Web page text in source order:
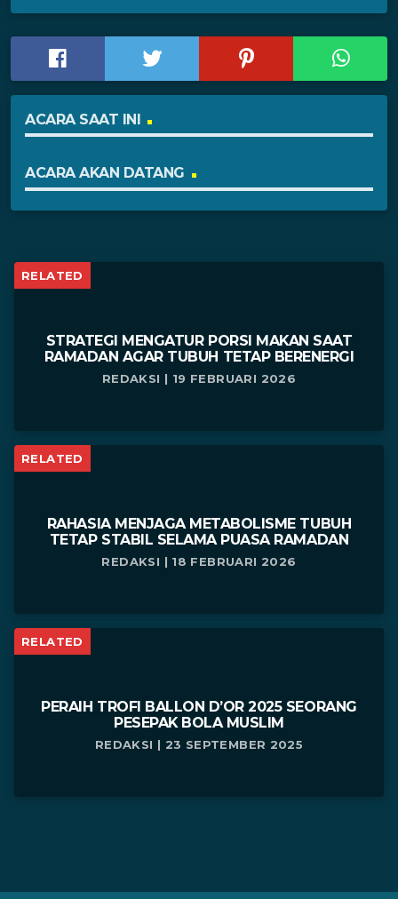
ACARA SAAT INI
ACARA AKAN DATANG
RELATED
STRATEGI MENGATUR PORSI MAKAN SAAT
RAMADAN AGAR TUBUH TETAP BERENERGI
REDAKSI | 19 FEBRUARI 2026
RELATED
RAHASIA MENJAGA METABOLISME TUBUH
TETAP STABIL SELAMA PUASA RAMADAN
REDAKSI | 18 FEBRUARI 2026
RELATED
PERAIH TROFI BALLON D’OR 2025 SEORANG
PESEPAK BOLA MUSLIM
REDAKSI | 23 SEPTEMBER 2025